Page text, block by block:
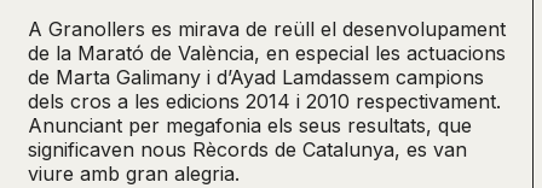
A Granollers es mirava de reüll el desenvolupament
de la Marató de València, en especial les actuacions
de Marta Galimany i d’Ayad Lamdassem campions
dels cros a les edicions 2014 i 2010 respectivament.
Anunciant per megafonia els seus resultats, que
significaven nous Rècords de Catalunya, es van
viure amb gran alegria.